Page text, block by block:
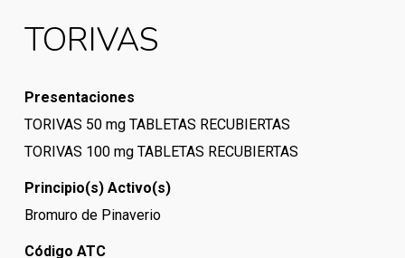
TORIVAS
Presentaciones
TORIVAS 50 mg TABLETAS RECUBIERTAS
TORIVAS 100 mg TABLETAS RECUBIERTAS
Principio(s) Activo(s)
Bromuro de Pinaverio
Código ATC